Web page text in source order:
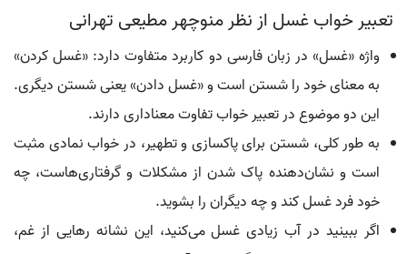
تعبیر خواب غسل از نظر منوچهر مطیعی تهرانی
واژه «غسل» در زبان فارسی دو کاربرد متفاوت دارد: «غسل کردن»
به معنای خود را شستن است و «غسل دادن» یعنی شستن دیگری.
این دو موضوع در تعبیر خواب تفاوت معناداری دارند.
به طور کلی، شستن برای پاکسازی و تطهیر، در خواب نمادی مثبت
است و نشان‌دهنده پاک شدن از مشکلات و گرفتاری‌هاست، چه
خود فرد غسل کند و چه دیگران را بشوید.
اگر ببینید در آب زیادی غسل می‌کنید، این نشانه رهایی از غم،